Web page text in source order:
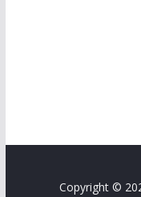
Copyright ©